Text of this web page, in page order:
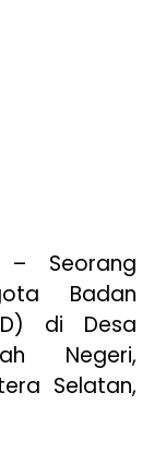
– Seorang
Badan
di Desa
Negeri,
Selatan,